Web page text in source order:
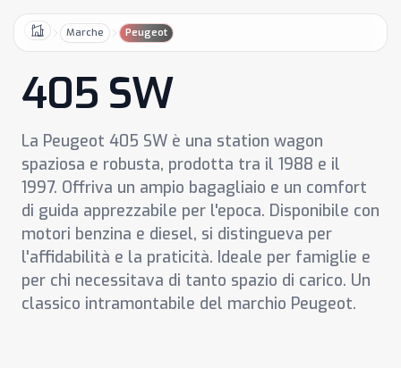
HomeMarche Peugeot
405 SW
La Peugeot 405 SW è una station wagon
spaziosa e robusta, prodotta tra il 1988 e il
1997. Offriva un ampio bagagliaio e un comfort
di guida apprezzabile per l'epoca. Disponibile con
motori benzina e diesel, si distingueva per
l'affidabilità e la praticità. Ideale per famiglie e
per chi necessitava di tanto spazio di carico. Un
classico intramontabile del marchio Peugeot.